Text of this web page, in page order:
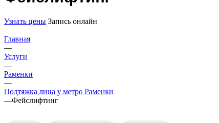
Узнать цены Запись онлайн
Главная
—
Услуги
—
Раменки
—
Подтяжка лица у метро Раменки
—Фейслифтинг